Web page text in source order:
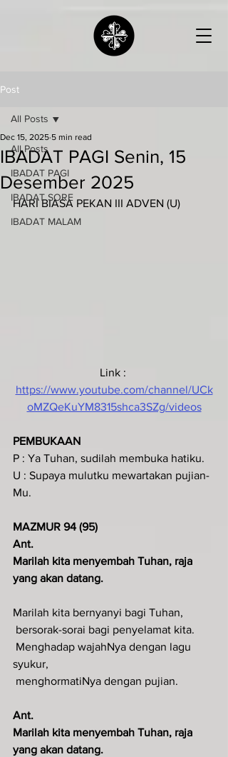
Post
All Posts
IBADAT PAGI
IBADAT SORE
IBADAT MALAM
All Posts
IBADAT PAGI Senin, 15
Desember 2025
Dec 15, 2025 5 min read
HARI BIASA PEKAN III ADVEN (U)
Link :
https://www.youtube.com/channel/UCk
oMZQeKuYM8315shca3SZg/videos
PEMBUKAAN
P : Ya Tuhan, sudilah membuka hatiku.
U : Supaya mulutku mewartakan pujian-
Mu.
MAZMUR 94 (95)
Ant.
Marilah kita menyembah Tuhan, raja
yang akan datang.
Marilah kita bernyanyi bagi Tuhan,
bersorak-sorai bagi penyelamat kita.
syukur,
menghormatiNya dengan pujian.
Ant.
Marilah kita menyembah Tuhan, raja
yang akan datang.